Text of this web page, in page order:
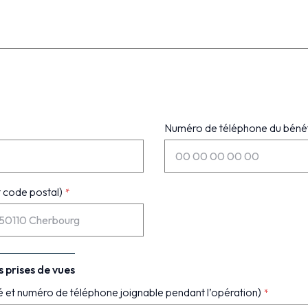
Numéro de téléphone du
code postal)
prises de vues
et numéro de téléphone joignable pendant l’opération)